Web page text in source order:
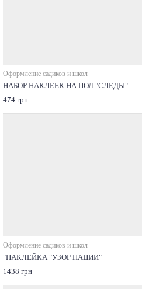
Оформление садиков и школ
НАБОР НАКЛЕЕК НА ПОЛ "СЛЕДЫ"
474 грн
Оформление садиков и школ
"НАКЛЕЙКА "УЗОР НАЦИИ"
1438 грн